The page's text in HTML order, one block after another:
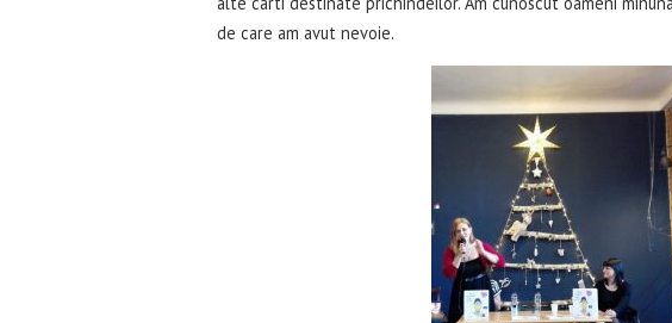
de care am avut nevoie.